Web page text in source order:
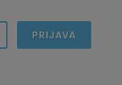
PRIJAVA